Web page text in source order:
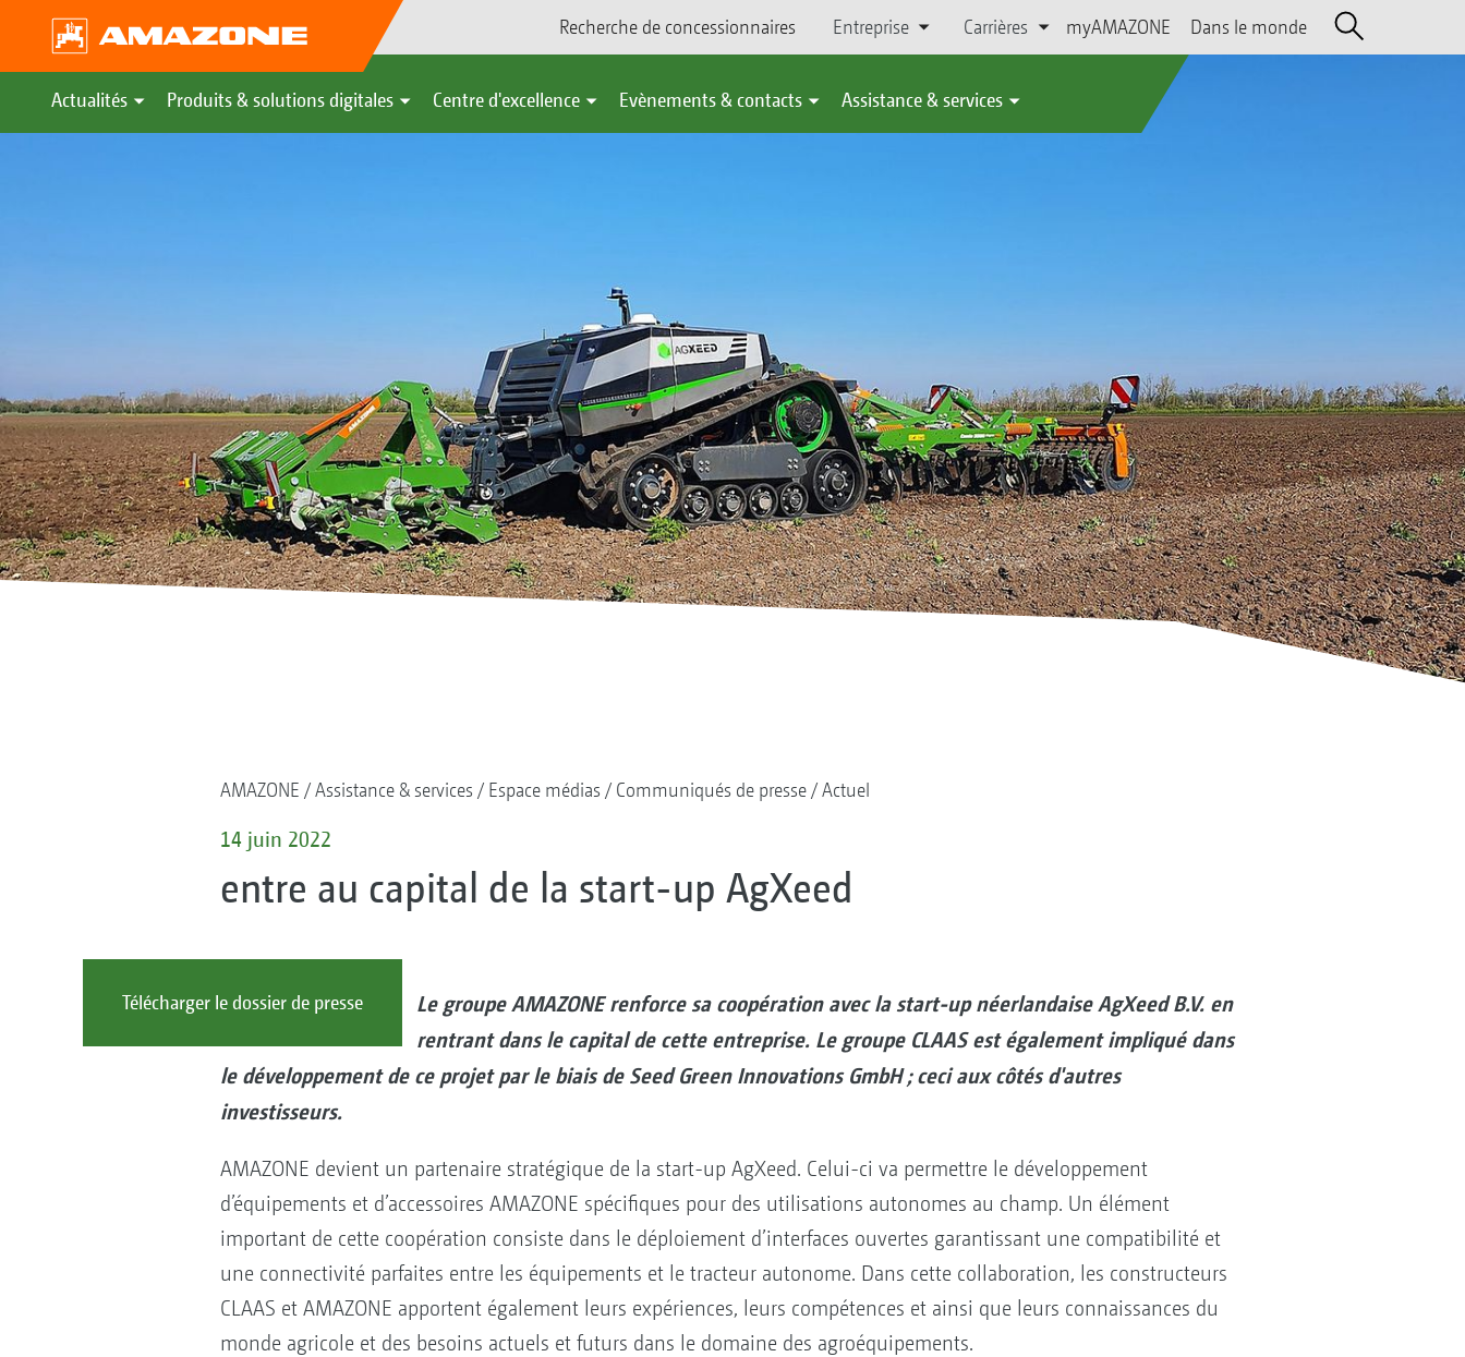
Recherche de concessionnaires Entreprise Carrières myAMAZONE Dans le monde
Actualités Produits & solutions digitales Centre d'excellence Evènements & contacts Assistance & services
AMAZONE Assistance & services Espace médias Communiqués de presse Actuel
14 juin 2022
entre au capital de la start-up AgXeed
Télécharger le dossier de presse
Le groupe AMAZONE renforce sa coopération avec la start-up néerlandaise AgXeed B.V. en
rentrant dans le capital de cette entreprise. Le groupe CLAAS est également impliqué dans
le développement de ce projet par le biais de Seed Green Innovations GmbH ; ceci aux côtés d'autres
investisseurs.
AMAZONE devient un partenaire stratégique de la start-up AgXeed. Celui-ci va permettre le développement
d’équipements et d’accessoires AMAZONE spécifiques pour des utilisations autonomes au champ. Un élément
important de cette coopération consiste dans le déploiement d’interfaces ouvertes garantissant une compatibilité et
une connectivité parfaites entre les équipements et le tracteur autonome. Dans cette collaboration, les constructeurs
CLAAS et AMAZONE apportent également leurs expériences, leurs compétences et ainsi que leurs connaissances du
monde agricole et des besoins actuels et futurs dans le domaine des agroéquipements.